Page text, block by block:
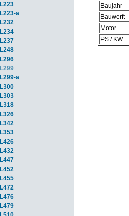
L223
L223-a
L232
L234
L237
L248
L296
L299
L299-a
L300
L303
L318
L326
L342
L353
L426
L432
L447
L452
L455
L472
L476
L479
Baujahr
Bauwerft
Motor
PS / KW